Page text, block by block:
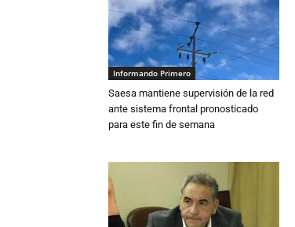
Informando Primero
Saesa mantiene supervisión de la red
ante sistema frontal pronosticado
para este fin de semana